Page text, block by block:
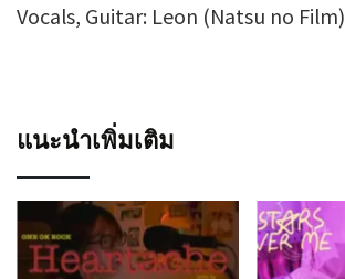
Vocals, Guitar: Leon (Natsu no Film)
แนะนำเพิ่มเติม